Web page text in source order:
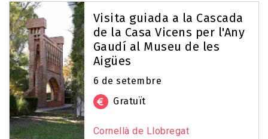
Visita guiada a la Cascada
de la Casa Vicens per l'Any
Gaudí al Museu de les
Aigües
6 de setembre
Gratuït
Cornellà de Llobregat